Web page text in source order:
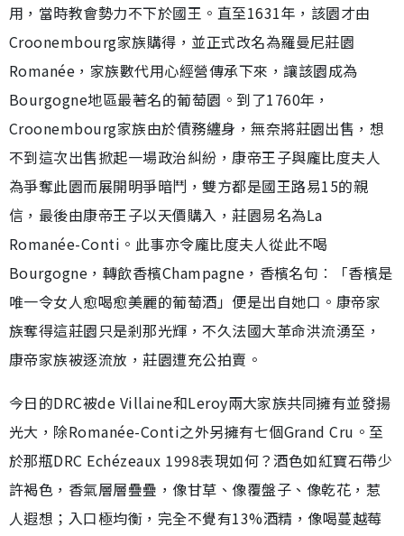
用，當時教會勢力不下於國王。直至1631年，該園才由
Croonembourg家族購得，並正式改名為羅曼尼莊園
Romanée，家族數代用心經營傳承下來，讓該園成為
Bourgogne地區最著名的葡萄園。到了1760年，
Croonembourg家族由於債務纏身，無奈將莊園出售，想
不到這次出售掀起一場政治糾紛，康帝王子與龐比度夫人
為爭奪此園而展開明爭暗鬥，雙方都是國王路易15的親
信，最後由康帝王子以天價購入，莊園易名為La
Romanée-Conti。此事亦令龐比度夫人從此不喝
Bourgogne，轉飲香檳Champagne，香檳名句︰「香檳是
唯一令女人愈喝愈美麗的葡萄酒」便是出自她口。康帝家
族奪得這莊園只是剎那光輝，不久法國大革命洪流湧至，
康帝家族被逐流放，莊園遭充公拍賣。
今日的DRC被de Villaine和Leroy兩大家族共同擁有並發揚
光大，除Romanée-Conti之外另擁有七個Grand Cru。至
於那瓶DRC Echézeaux 1998表現如何？酒色如紅寶石帶少
許褐色，香氣層層疊疊，像甘草、像覆盤子、像乾花，惹
人遐想；入口極均衡，完全不覺有13%酒精，像喝蔓越莓